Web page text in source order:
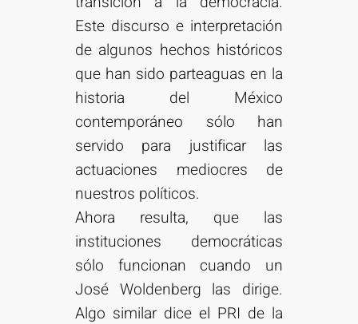
Este discurso e interpretación
de algunos hechos históricos
que han sido parteaguas en la
historia del México
contemporáneo sólo han
servido para justificar las
actuaciones mediocres de
nuestros políticos.
Ahora resulta, que las
instituciones democráticas
sólo funcionan cuando un
José Woldenberg las dirige.
Algo similar dice el PRI de la